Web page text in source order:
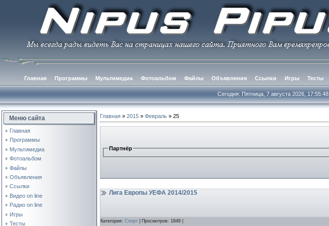
Главная Программы Мультимедиа Фотоальбом Файлы Объявления Ссылки Игры Тесты
Сегодня: Пятница, 7 августа 2026, 17:55:49
Меню сайта
Главная
Программы
Мультимедиа
Фотоальбом
Файлы
Объявления
Ссылки
Видео on line
Радио on line
Игры
Тесты
Главная » 2015 » Февраль » 25
Партнёр
Лига Европы УЕФА 2014/2015
Категория: Спорт | Просмотров: 1849 |